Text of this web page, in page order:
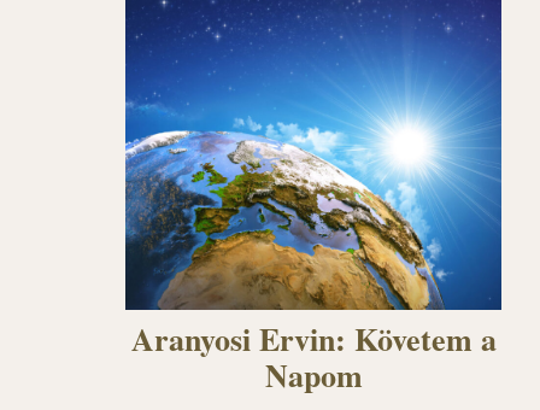
Aranyosi Ervin: Követem a
Napom